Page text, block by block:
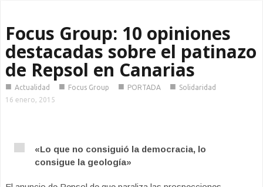
Focus Group: 10 opiniones
destacadas sobre el patinazo
de Repsol en Canarias
■ Actualidad ■ Focus Group ■ PORTADA ■ Solidaridad
16 enero, 2015
«Lo que no consiguió la democracia, lo
consigue la geología»